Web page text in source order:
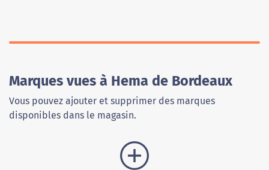
Marques vues à Hema de Bordeaux
Vous pouvez ajouter et supprimer des marques
disponibles dans le magasin.